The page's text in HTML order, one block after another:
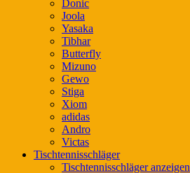
Donic
Joola
Yasaka
Tibhar
Butterfly
Mizuno
Gewo
Stiga
Xiom
adidas
Andro
Victas
Tischtennisschläger
Tischtennisschläger anzeigen